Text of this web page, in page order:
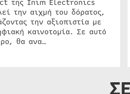
της Inim Electronics
την αιχμή του δόρατος,
την αξιοπιστία με
καινοτομία. Σε αυτό
θα ανα…